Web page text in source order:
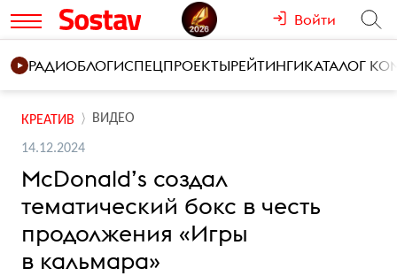
Войти
РАДИОБЛОГИСПЕЦПРОЕКТЫРЕЙТИНГИКАТАЛОГ
КРЕАТИВ ВИДЕО
14.12.2024
McDonald’s создал
тематический бокс в честь
продолжения «Игры
в кальмара»